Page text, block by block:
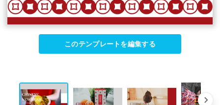
このテンプレートを編集する